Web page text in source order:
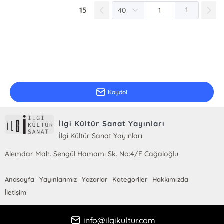
15 1
Kaydol
İlgi Kültür Sanat Yayınları
İlgi Kültür Sanat Yayınları
Alemdar Mah. Şengül Hamamı Sk. No:4/F Cağaloğlu
Anasayfa Yayınlarımız Yazarlar Kategoriler
Hakkımızda
İletişim
info@ilgikultur.com